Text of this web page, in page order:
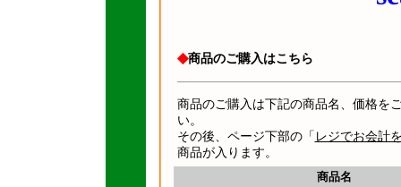
◆商品のご購入はこちら
商品のご購入は下記の商品名、価格を
い。
その後、ページ下部の「 レジでお会計
商品が入ります。
商品名